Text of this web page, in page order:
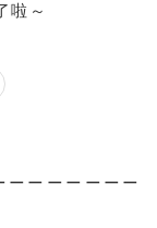
啦～